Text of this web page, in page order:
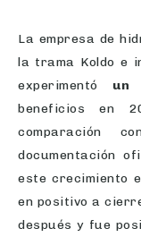
La empresa de
la trama Koldo e
experimentó un
beneficios en
comparación
documentación
este crecimiento
en positivo a
después y fue